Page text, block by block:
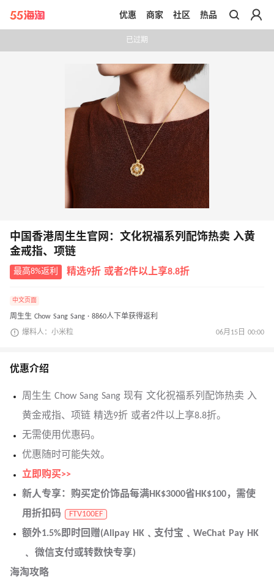
带你去官网买正品
优惠 商家 社区 热品
已过期
中国香港周生生官网：文化祝福系列配饰热卖 入黄
金戒指、项链
最高8%返利 精选9折 或者2件以上享8.8折
中文页面
周生生 Chow Sang Sang · 8860人下单获得返利
爆料人：小米粒 06月15日 00:00
优惠介绍
周生生 Chow Sang Sang 现有 文化祝福系列配饰热卖 入
黄金戒指、项链 精选9折 或者2件以上享8.8折。
无需使用优惠码。
优惠随时可能失效。
立即购买>>
新人专享：购买定价饰品每满HK$3000省HK$100，需使
用折扣码
FTV100EF
额外1.5%即时回赠(Alipay HK﹑支付宝﹑WeChat Pay HK
﹑ 微信支付或转数快专享)
海淘攻略